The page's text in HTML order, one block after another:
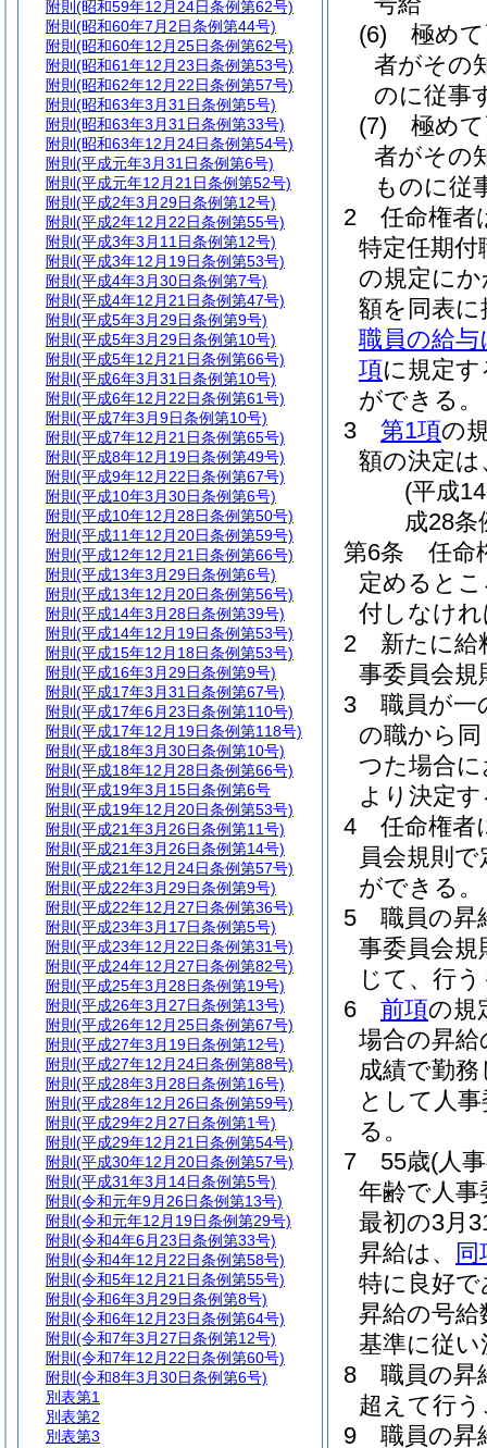
(6)
極め
者がその
のに従事
(7)
極め
者がその
ものに従
2
任命権者
特定任期
の規定に
額を同表
職員の給
項に規定
ができる。
3
第1項の
額の決定
(平成
成28条
第6条
任命
定めると
付しなけ
2
新たに給
事委員会
3
職員が一
の職から
つた場合
より決定
4
任命権者
員会規則
ができる。
5
職員の昇
事委員会
じて、行
6
前項の規
場合の昇
成績で勤
として人
る。
7
55歳(人
年齢で人
最初の3月
昇給は、
同
特に良好
昇給の号
基準に従
8
職員の昇
超えて行
9
職員の昇
附則 (昭和59年12月24日条例第62号)
附則 (昭和60年7月2日条例第44号)
附則 (昭和60年12月25日条例第62号)
附則 (昭和61年12月23日条例第53号)
附則 (昭和62年12月22日条例第57号)
附則 (昭和63年3月31日条例第5号)
附則 (昭和63年3月31日条例第33号)
附則 (昭和63年12月24日条例第54号)
附則 (平成元年3月31日条例第6号)
附則 (平成元年12月21日条例第52号)
附則 (平成2年3月29日条例第12号)
附則 (平成2年12月22日条例第55号)
附則 (平成3年3月11日条例第12号)
附則 (平成3年12月19日条例第53号)
附則 (平成4年3月30日条例第7号)
附則 (平成4年12月21日条例第47号)
附則 (平成5年3月29日条例第9号)
附則 (平成5年3月29日条例第10号)
附則 (平成5年12月21日条例第66号)
附則 (平成6年3月31日条例第10号)
附則 (平成6年12月22日条例第61号)
附則 (平成7年3月9日条例第10号)
附則 (平成7年12月21日条例第65号)
附則 (平成8年12月19日条例第49号)
附則 (平成9年12月22日条例第67号)
附則 (平成10年3月30日条例第6号)
附則 (平成10年12月28日条例第50号)
附則 (平成11年12月20日条例第59号)
附則 (平成12年12月21日条例第66号)
附則 (平成13年3月29日条例第6号)
附則 (平成13年12月20日条例第56号)
附則 (平成14年3月28日条例第39号)
附則 (平成14年12月19日条例第53号)
附則 (平成15年12月18日条例第53号)
附則 (平成16年3月29日条例第9号)
附則 (平成17年3月31日条例第67号)
附則 (平成17年6月23日条例第110号)
附則 (平成17年12月19日条例第118号)
附則 (平成18年3月30日条例第10号)
附則 (平成18年12月28日条例第66号)
附則 (平成19年3月15日条例第6号
附則 (平成19年12月20日条例第53号)
附則 (平成21年3月26日条例第11号)
附則 (平成21年3月26日条例第14号)
附則 (平成21年12月24日条例第57号)
附則 (平成22年3月29日条例第9号)
附則 (平成22年12月27日条例第36号)
附則 (平成23年3月17日条例第5号)
附則 (平成23年12月22日条例第31号)
附則 (平成24年12月27日条例第82号)
附則 (平成25年3月28日条例第19号)
附則 (平成26年3月27日条例第13号)
附則 (平成26年12月25日条例第67号)
附則 (平成27年3月19日条例第12号)
附則 (平成27年12月24日条例第88号)
附則 (平成28年3月28日条例第16号)
附則 (平成28年12月26日条例第59号)
附則 (平成29年2月27日条例第1号)
附則 (平成29年12月21日条例第54号)
附則 (平成30年12月20日条例第57号)
附則 (平成31年3月14日条例第5号)
附則 (令和元年9月26日条例第13号)
附則 (令和元年12月19日条例第29号)
附則 (令和4年6月23日条例第33号)
附則 (令和4年12月22日条例第58号)
附則 (令和5年12月21日条例第55号)
附則 (令和6年3月29日条例第8号)
附則 (令和6年12月23日条例第64号)
附則 (令和7年3月27日条例第12号)
附則 (令和7年12月22日条例第60号)
附則 (令和8年3月30日条例第6号)
別表第1
別表第2
別表第3